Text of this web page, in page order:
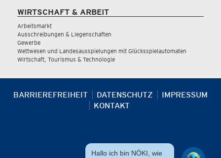
WIRTSCHAFT & ARBEIT
Arbeitsmarkt
Ausschreibungen & Liegenschaften
Gewerbe
Wettwesen und Landesausspielungen mit Glücksspielautomaten
Wirtschaft, Tourismus & Technologie
BARRIEREFREIHEIT DATENSCHUTZ
IMPRESSUM
KONTAKT
Hallo ich bin NÖKI, wie